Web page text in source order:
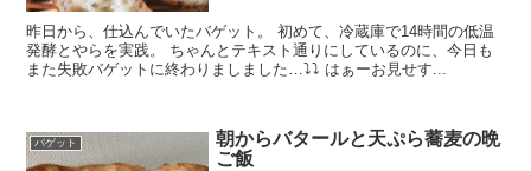
昨日から、仕込んでいたバゲット。 初めて、冷蔵庫で14時間の低温
発酵とやらを実践。 ちゃんとテキスト通りにしているのに、今日も
また失敗バゲットに終わりましました…⤵︎⤵︎ はぁーお見せす...
バゲット
朝からバタールと天ぷら蕎麦の晩
ご飯